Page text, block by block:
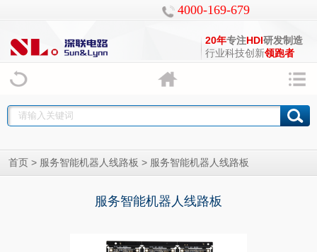
4000-169-679
20年专注HDI研发制造
行业科技创新领跑者
首页 > 服务智能机器人线路板 > 服务智能机器人线路板
服务智能机器人线路板